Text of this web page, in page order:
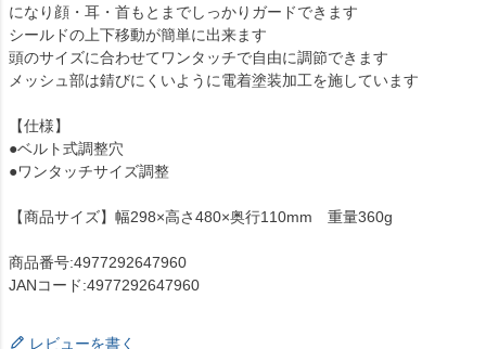
になり顔・耳・首もとまでしっかりガードできます
シールドの上下移動が簡単に出来ます
頭のサイズに合わせてワンタッチで自由に調節できます
メッシュ部は錆びにくいように電着塗装加工を施しています
【仕様】
●ベルト式調整穴
●ワンタッチサイズ調整
【商品サイズ】幅298×高さ480×奥行110mm 重量360g
商品番号:4977292647960
JANコード:4977292647960
レビューを書く